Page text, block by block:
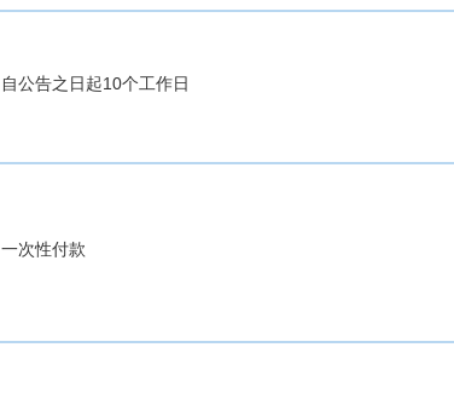
自公告之日起10个工作日
一次性付款